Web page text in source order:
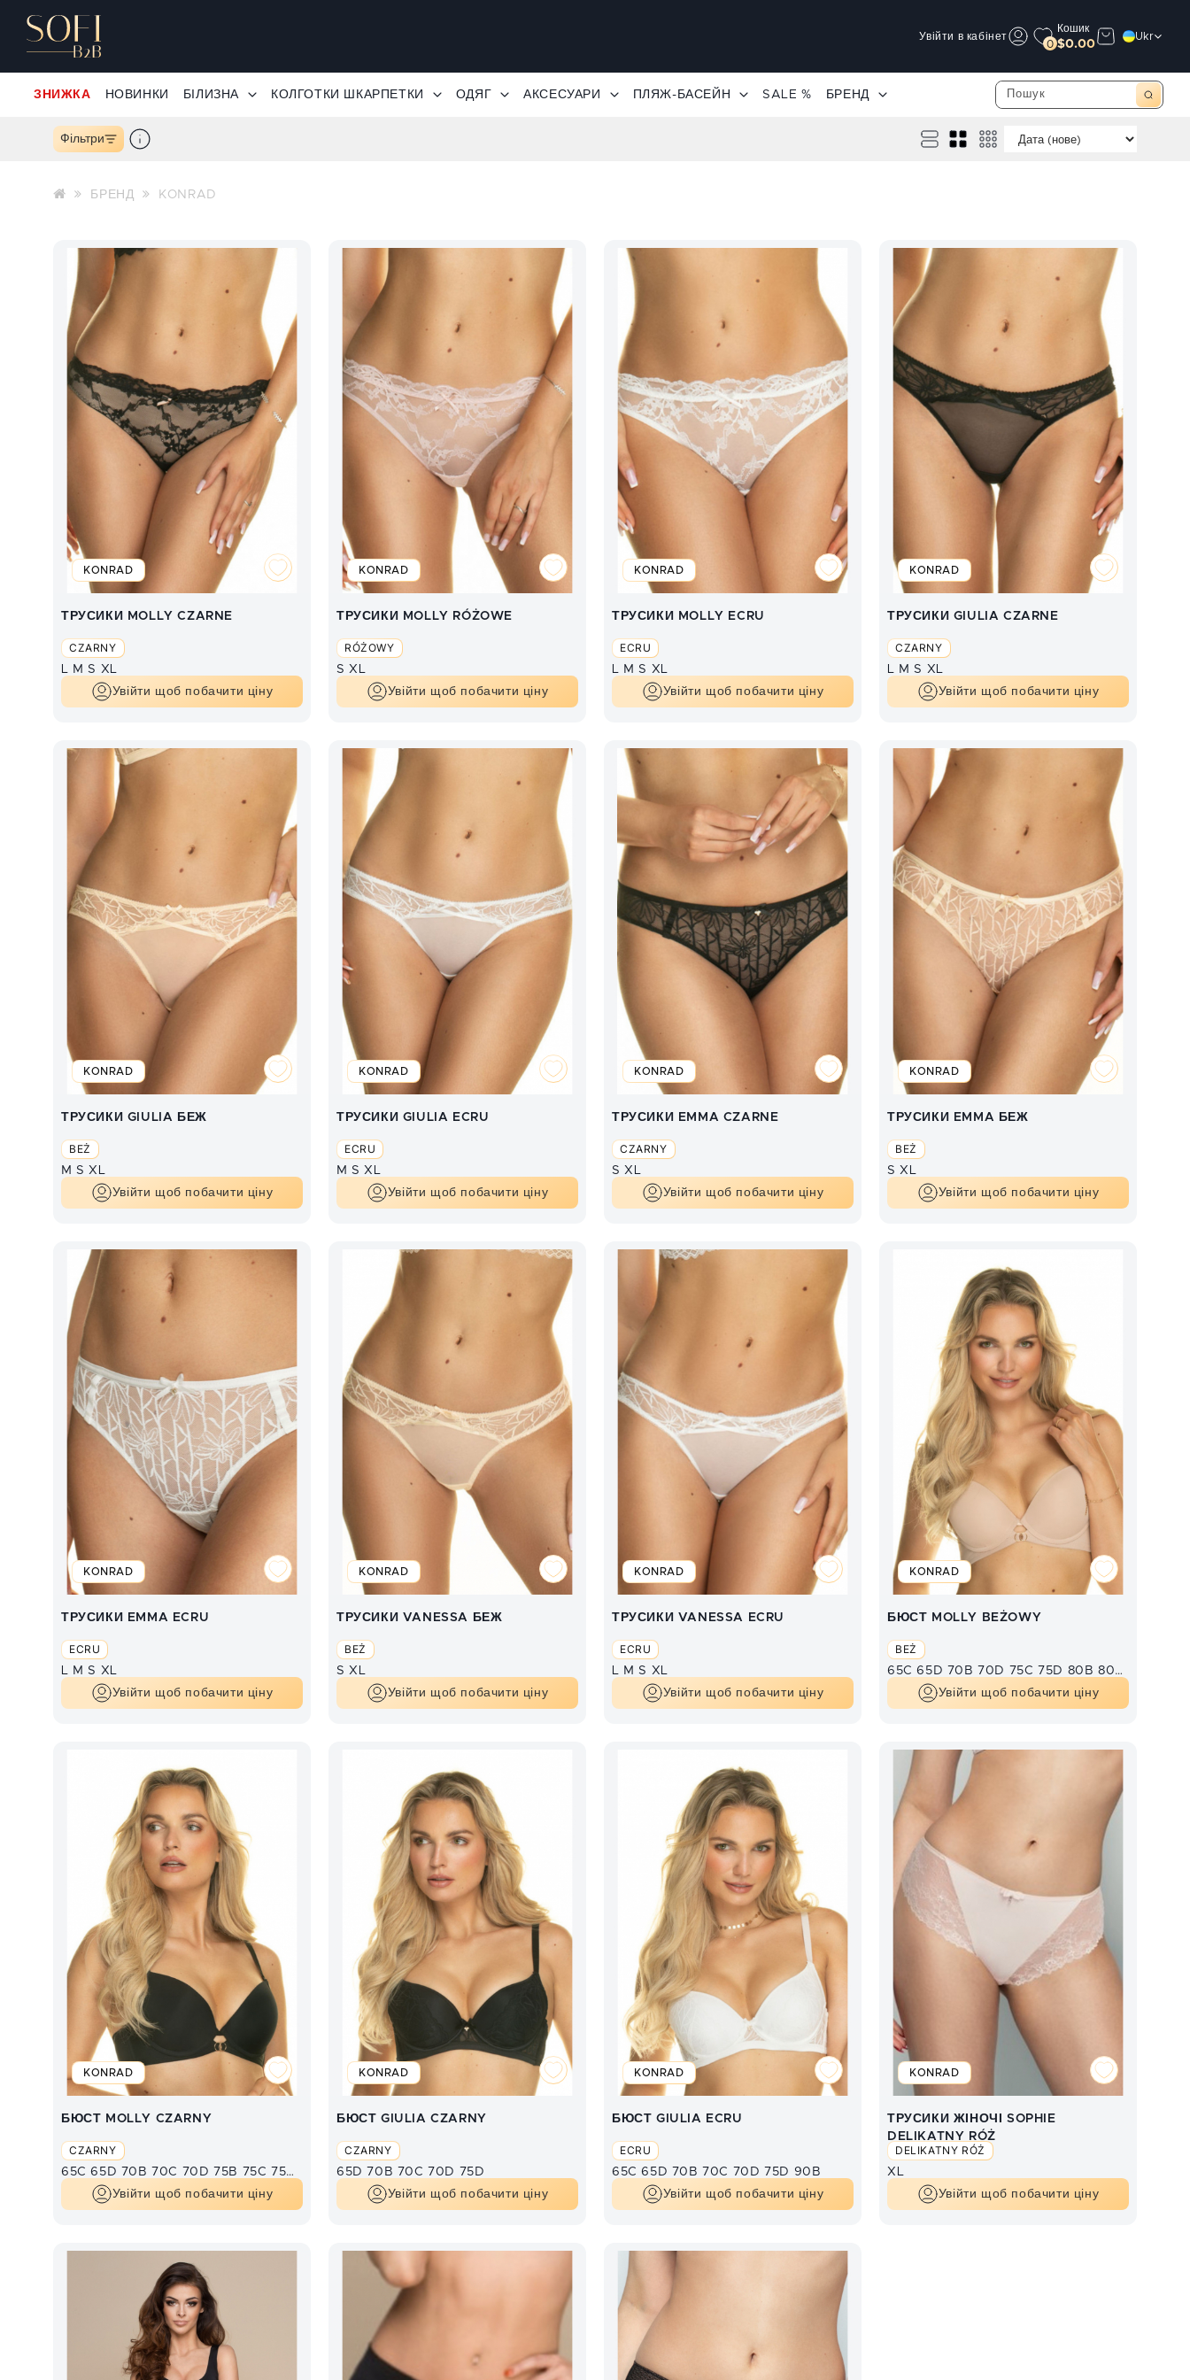
Увійти в кабінет
0
Кошик
$0.00
Ukr
ЗНИЖКА НОВИНКИ БІЛИЗНА КОЛГОТКИ ШКАРПЕТКИ ОДЯГ АКСЕСУАРИ ПЛЯЖ-БАСЕЙН SALE % БРЕНД
Фільтри
БРЕНД KONRAD
KONRAD
ТРУСИКИ MOLLY CZARNE
CZARNY
L M S XL
Увійти щоб побачити ціну
KONRAD
ТРУСИКИ MOLLY RÓŻOWE
RÓŻOWY
S XL
Увійти щоб побачити ціну
KONRAD
ТРУСИКИ MOLLY ECRU
ECRU
L M S XL
Увійти щоб побачити ціну
KONRAD
ТРУСИКИ GIULIA CZARNE
CZARNY
L M S XL
Увійти щоб побачити ціну
KONRAD
ТРУСИКИ GIULIA БЕЖ
BEŻ
M S XL
Увійти щоб побачити ціну
KONRAD
ТРУСИКИ GIULIA ECRU
ECRU
M S XL
Увійти щоб побачити ціну
KONRAD
ТРУСИКИ EMMA CZARNE
CZARNY
S XL
Увійти щоб побачити ціну
KONRAD
ТРУСИКИ EMMA БЕЖ
BEŻ
S XL
Увійти щоб побачити ціну
KONRAD
ТРУСИКИ EMMA ECRU
ECRU
L M S XL
Увійти щоб побачити ціну
KONRAD
ТРУСИКИ VANESSA БЕЖ
BEŻ
S XL
Увійти щоб побачити ціну
KONRAD
ТРУСИКИ VANESSA ECRU
ECRU
L M S XL
Увійти щоб побачити ціну
KONRAD
БЮСТ MOLLY BEŻOWY
BEŻ
65C 65D 70B 70D 75C 75D 80B 80C
Увійти щоб побачити ціну
KONRAD
БЮСТ MOLLY CZARNY
CZARNY
65C 65D 70B 70C 70D 75B 75C 75D 80C 80D 85B 85C 85D
Увійти щоб побачити ціну
KONRAD
БЮСТ GIULIA CZARNY
CZARNY
65D 70B 70C 70D 75D
Увійти щоб побачити ціну
KONRAD
БЮСТ GIULIA ECRU
ECRU
65C 65D 70B 70C 70D 75D 90B
Увійти щоб побачити ціну
KONRAD
ТРУСИКИ ЖІНОЧІ SOPHIE
DELIKATNY RÓŻ
DELIKATNY RÓŻ
XL
Увійти щоб побачити ціну